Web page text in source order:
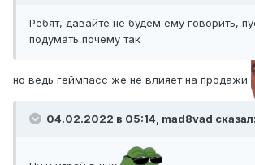
Ребят, давайте не будем ему говорить,
подумать почему так
но ведь геймпасс же не влияет на продажи
04.02.2022 в 05:14, mad8vad сказал: